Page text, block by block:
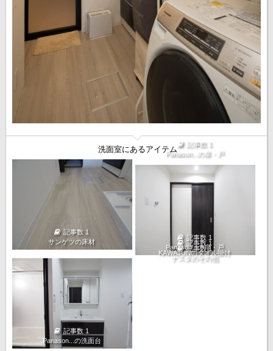
洗面室にあるアイテム
記事数 1
サンゲツの床材
記事数 1
Panason...の扉・戸
記事数 1
Panason...の扉・戸
記事数 1
Panason...の洗面台
記事数 1
KAWAJUNのタオル掛け
記事数 1
ナスタのその他